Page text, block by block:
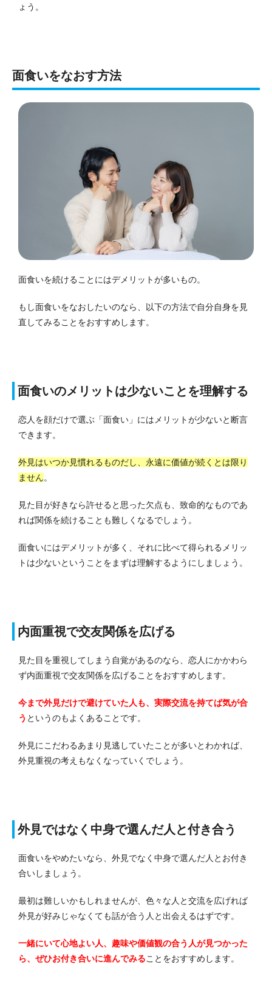
ょう。
面食いをなおす方法
面食いを続けることにはデメリットが多いもの。
もし面食いをなおしたいのなら、以下の方法で自分自身を見
直してみることをおすすめします。
面食いのメリットは少ないことを理解する
恋人を顔だけで選ぶ「面食い」にはメリットが少ないと断言
できます。
外見はいつか見慣れるものだし、永遠に価値が続くとは限り
ません。
見た目が好きなら許せると思った欠点も、致命的なものであ
れば関係を続けることも難しくなるでしょう。
面食いにはデメリットが多く、それに比べて得られるメリッ
トは少ないということをまずは理解するようにしましょう。
内面重視で交友関係を広げる
見た目を重視してしまう自覚があるのなら、恋人にかかわら
ず内面重視で交友関係を広げることをおすすめします。
今まで外見だけで避けていた人も、実際交流を持てば気が合
う というのもよくあることです。
外見にこだわるあまり見逃していたことが多いとわかれば、
外見重視の考えもなくなっていくでしょう。
外見ではなく中身で選んだ人と付き合う
面食いをやめたいなら、外見でなく中身で選んだ人とお付き
合いしましょう。
最初は難しいかもしれませんが、色々な人と交流を広げれば
外見が好みじゃなくても話が合う人と出会えるはずです。
一緒にいて心地よい人、趣味や価値観の合う人が見つかった
ら、ぜひお付き合いに進んでみることをおすすめします。